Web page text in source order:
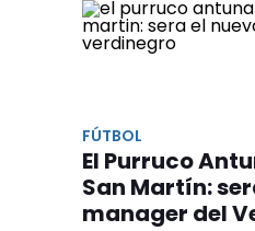
FÚTBOL
El Purruco
San Martín:
manager del